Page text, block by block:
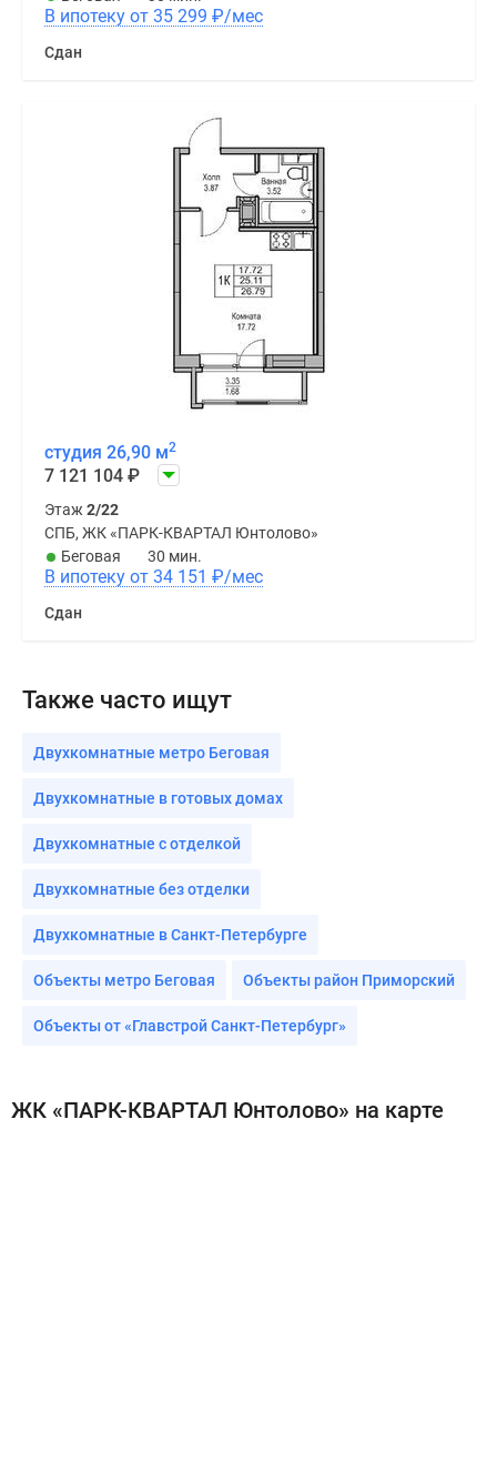
В ипотеку от 35 299 ₽/мес
Сдан
студия 26,90 м2
7 121 104 ₽
Этаж2/22
СПБ, ЖК «ПАРК-КВАРТАЛ Юнтолово»
Беговая
30 мин.
В ипотеку от 34 151 ₽/мес
Сдан
Также часто ищут
Двухкомнатные метро Беговая
Двухкомнатные в готовых домах
Двухкомнатные с отделкой
Двухкомнатные без отделки
Двухкомнатные в Санкт-Петербурге
Объекты метро Беговая Объекты район Приморский
Объекты от «Главстрой Санкт-Петербург»
ЖК «ПАРК-КВАРТАЛ Юнтолово» на карте